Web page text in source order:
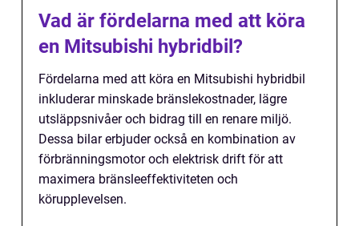
Vad är fördelarna med att köra
en Mitsubishi hybridbil?
Fördelarna med att köra en Mitsubishi hybridbil
inkluderar minskade bränslekostnader, lägre
utsläppsnivåer och bidrag till en renare miljö.
Dessa bilar erbjuder också en kombination av
förbränningsmotor och elektrisk drift för att
maximera bränsleeffektiviteten och
körupplevelsen.